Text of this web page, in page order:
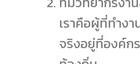
เราคือผู้ที่ทำง
จริงอยู่ที่องค์ก